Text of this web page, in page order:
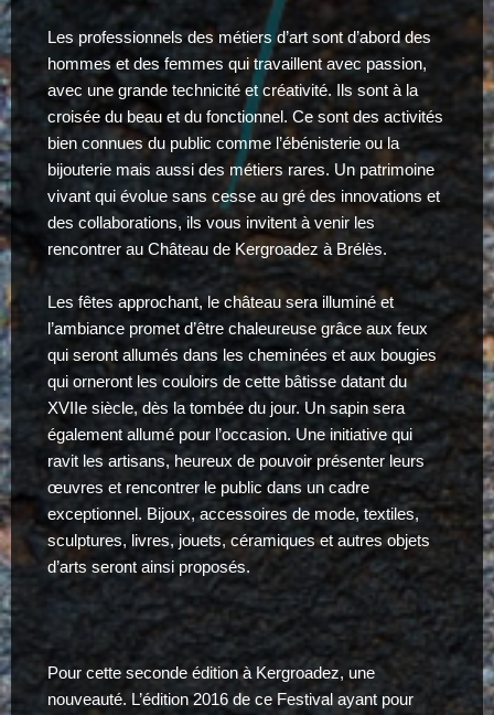
Les professionnels des métiers d’art sont d’abord des
hommes et des femmes qui travaillent avec passion,
avec une grande technicité et créativité. Ils sont à la
croisée du beau et du fonctionnel. Ce sont des activités
bien connues du public comme l’ébénisterie ou la
bijouterie mais aussi des métiers rares. Un patrimoine
vivant qui évolue sans cesse au gré des innovations et
des collaborations, ils vous invitent à venir les
rencontrer au Château de Kergroadez à Brélès.
Les fêtes approchant, le château sera illuminé et
l’ambiance promet d’être chaleureuse grâce aux feux
qui seront allumés dans les cheminées et aux bougies
qui orneront les couloirs de cette bâtisse datant du
XVIIe siècle, dès la tombée du jour. Un sapin sera
également allumé pour l’occasion. Une initiative qui
ravit les artisans, heureux de pouvoir présenter leurs
œuvres et rencontrer le public dans un cadre
exceptionnel. Bijoux, accessoires de mode, textiles,
sculptures, livres, jouets, céramiques et autres objets
d’arts seront ainsi proposés.
Pour cette seconde édition à Kergroadez, une
nouveauté. L’édition 2016 de ce Festival ayant pour